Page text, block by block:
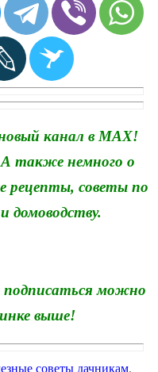
канал в MAX!
А также немного о
рецепты, советы по
домоводству.
можно
выше!
советы дачникам,